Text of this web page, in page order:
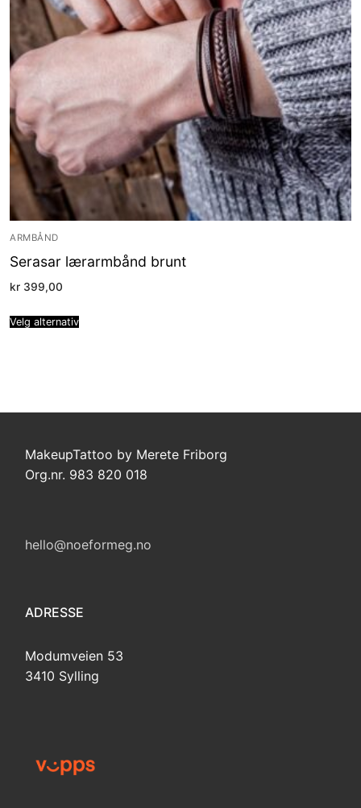
ARMBÅND
Serasar lærarmbånd brunt
kr 399,00
Velg alternativ
MakeupTattoo by Merete Friborg
Org.nr. 983 820 018
hello@noeformeg.no
ADRESSE
Modumveien 53
3410 Sylling